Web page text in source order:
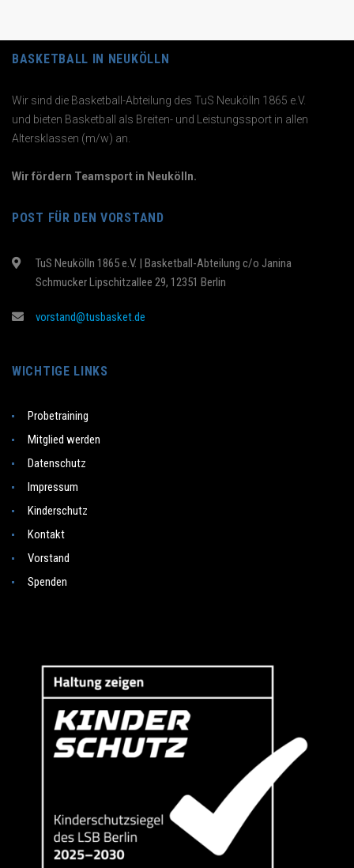
BASKETBALL IN NEUKÖLLN
Wir sind die Basketball-Abteilung des TuS Neukölln 1865 e.V.
und bieten Basketball als Breiten- und Leistungssport in allen
Altersklassen (m/w) an.
Wir fördern Teamsport in Neukölln.
POST FÜR DEN VORSTAND
TuS Neukölln 1865 e.V. | Basketball-Abteilung c/o Janina
Schmucker Lipschitzallee 29, 12351 Berlin
vorstand@tusbasket.de
WICHTIGE LINKS
Probetraining
Mitglied werden
Datenschutz
Impressum
Kinderschutz
Kontakt
Vorstand
Spenden